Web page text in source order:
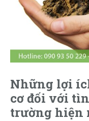
Những lợi
cơ đối với
trường hiện